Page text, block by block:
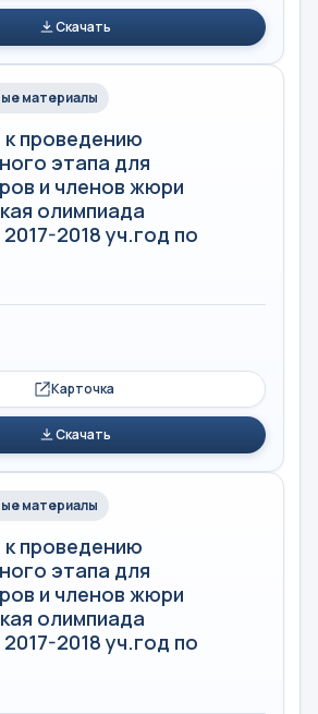
Скачать
материалы
проведению
этапа для
и членов жюри
олимпиада
2018 уч.год по
Карточка
Скачать
материалы
проведению
этапа для
и членов жюри
олимпиада
2018 уч.год по